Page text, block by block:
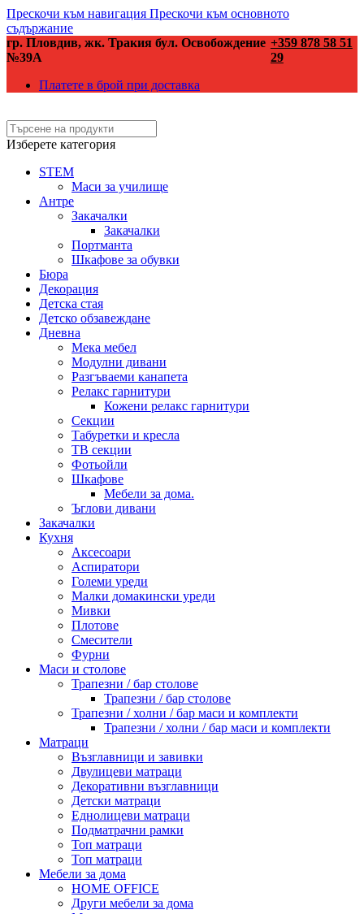
Прескочи към навигация Прескочи към основното
съдържание
гр. Пловдив, жк. Тракия бул. Освобождение
№39А
+359 878 58 51
29
Платете в брой при доставка
Изберете категория
STEM
Маси за училище
Антре
Закачалки
Закачалки
Портманта
Шкафове за обувки
Бюра
Декорация
Детска стая
Детско обзавеждане
Дневна
Мека мебел
Модулни дивани
Разгъваеми канапета
Релакс гарнитури
Кожени релакс гарнитури
Секции
Табуретки и кресла
ТВ секции
Фотьойли
Шкафове
Мебели за дома.
Ъглови дивани
Закачалки
Кухня
Аксесоари
Аспиратори
Големи уреди
Малки домакински уреди
Мивки
Плотове
Смесители
Фурни
Маси и столове
Трапезни / бар столове
Трапезни / бар столове
Трапезни / холни / бар маси и комплекти
Трапезни / холни / бар маси и комплекти
Матраци
Възглавници и завивки
Двулицеви матраци
Декоративни възглавници
Детски матраци
Еднолицеви матраци
Подматрачни рамки
Топ матраци
Топ матраци
Мебели за дома
HOME OFFICE
Други мебели за дома